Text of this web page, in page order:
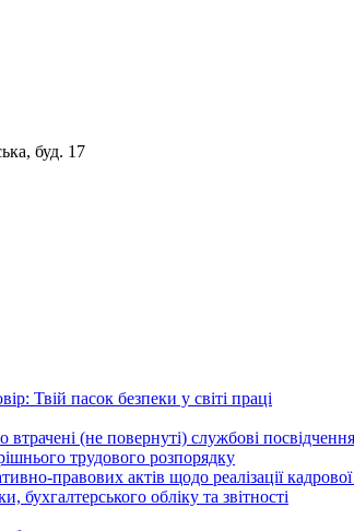
буд. 17
Твій пасок безпеки у світі праці
втрачені (не повернуті) службові посвідчення
трудового розпорядку
правових актів щодо реалізації
бухгалтерського обліку та звітності